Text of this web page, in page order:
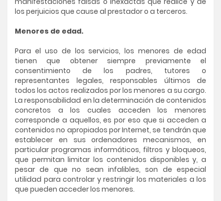
los perjuicios que cause al prestador o a terceros.
Menores de edad.
Para el uso de los servicios, los menores de edad
tienen que obtener siempre previamente el
consentimiento de los padres, tutores o
representantes legales, responsables últimos de
todos los actos realizados por los menores a su cargo.
La responsabilidad en la determinación de contenidos
concretos a los cuales acceden los menores
corresponde a aquellos, es por eso que si acceden a
contenidos no apropiados por Internet, se tendrán que
establecer en sus ordenadores mecanismos, en
particular programas informáticos, filtros y bloqueos,
que permitan limitar los contenidos disponibles y, a
pesar de que no sean infalibles, son de especial
utilidad para controlar y restringir los materiales a los
que pueden acceder los menores.